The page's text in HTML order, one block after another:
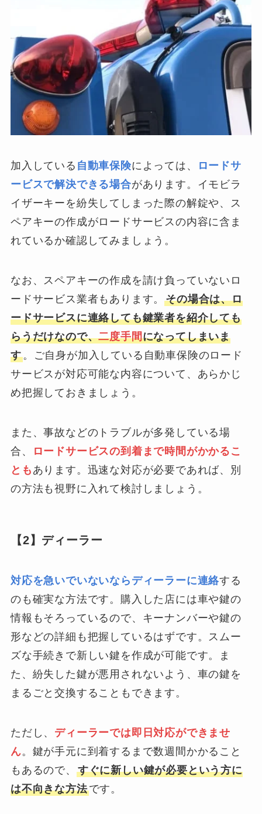
加入している 自動車保険によっては、
ロードサ
ービスで解決できる場合があります。イモビラ
イザーキーを紛失してしまった際の解錠や、ス
ペアキーの作成がロードサービスの内容に含ま
れているか確認してみましょう。
なお、スペアキーの作成を請け負っていないロ
ードサービス業者もあります。その場合は、ロ
ードサービスに連絡しても鍵業者を紹介しても
らうだけなので、二度手間になってしまいま
す。ご自身が加入している自動車保険のロード
サービスが対応可能な内容について、あらかじ
め把握しておきましょう。
また、事故などのトラブルが多発している場
合、
ロードサービスの到着まで時間がかかるこ
とも あります。迅速な対応が必要であれば、別
の方法も視野に入れて検討しましょう。
【2】ディーラー
対応を急いでいないならディーラーに連絡する
のも確実な方法です。購入した店には車や鍵の
情報もそろっているので、キーナンバーや鍵の
形などの詳細も把握しているはずです。スムー
ズな手続きで新しい鍵を作成が可能です。ま
た、紛失した鍵が悪用されないよう、車の鍵を
まるごと交換することもできます。
ただし、 ディーラーでは即日対応ができませ
ん。鍵が手元に到着するまで数週間かかること
もあるので、 すぐに新しい鍵が必要という方に
は不向きな方法です。